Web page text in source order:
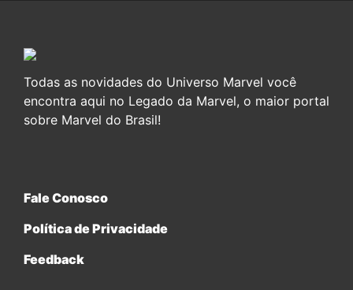
Todas as novidades do Universo Marvel você
encontra aqui no Legado da Marvel, o maior portal
sobre Marvel do Brasil!
Fale Conosco
Política de Privacidade
Feedback